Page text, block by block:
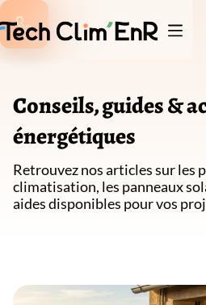
Conseils, guides &
énergétiques
Retrouvez nos articles sur les
climatisation, les panneaux
aides disponibles pour vos
